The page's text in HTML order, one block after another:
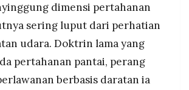
dimensi pertahanan
sering luput dari perhatian
udara. Doktrin lama yang
pertahanan pantai, perang
berbasis daratan ia